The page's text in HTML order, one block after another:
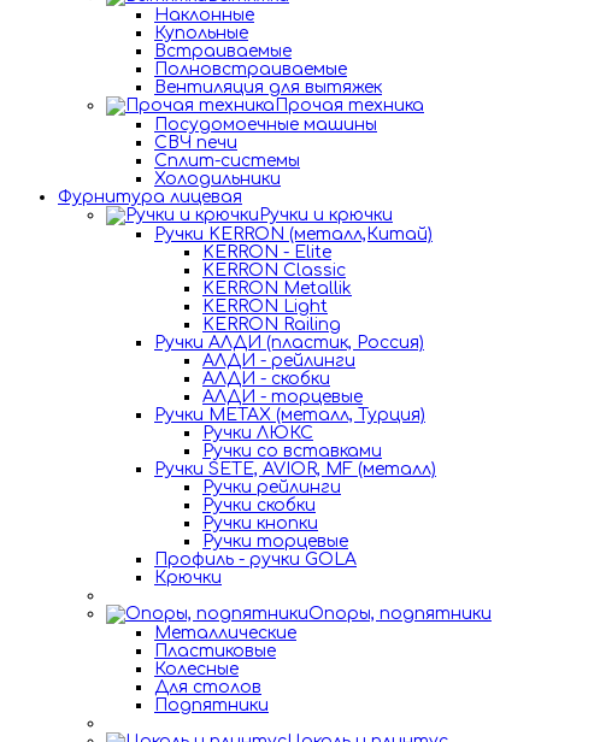
Наклонные
Купольные
Встраиваемые
Полновстраиваемые
Вентиляция для вытяжек
Прочая техника
Посудомоечные машины
СВЧ печи
Сплит-системы
Холодильники
Фурнитура лицевая
Ручки и крючки
Ручки KERRON (металл,Китай)
KERRON - Elite
KERRON Classic
KERRON Metallik
KERRON Light
KERRON Railing
Ручки АЛДИ (пластик, Россия)
АЛДИ - рейлинги
АЛДИ - скобки
АЛДИ - торцевые
Ручки METAX (металл, Турция)
Ручки ЛЮКС
Ручки со вставками
Ручки SETE, AVIOR, MF (металл)
Ручки рейлинги
Ручки скобки
Ручки кнопки
Ручки торцевые
Профиль - ручки GOLA
Крючки
Опоры, подпятники
Металлические
Пластиковые
Колесные
Для столов
Подпятники